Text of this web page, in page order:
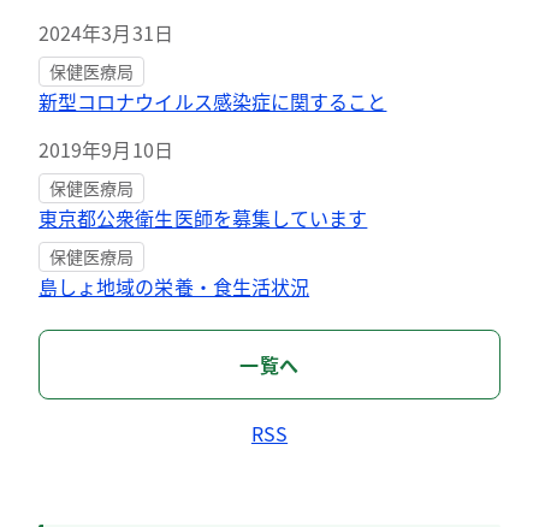
2024年3月31日
保健医療局
新型コロナウイルス感染症に関すること
2019年9月10日
保健医療局
東京都公衆衛生医師を募集しています
保健医療局
島しょ地域の栄養・食生活状況
一覧へ
RSS